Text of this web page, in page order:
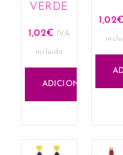
Bijuteria
Anéis
Conjuntos
Pingentes
VERDE
1,02€ IVA
incluido
ADICIONAR
1,02€